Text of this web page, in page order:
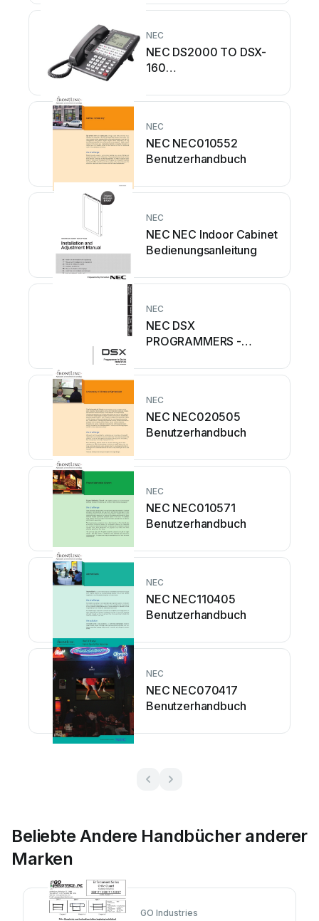
NEC
NEC DS2000 TO DSX-
160
NEC
NEC NEC010552
Benutzerhandbuch
NEC
NEC NEC Indoor Cabinet
Bedienungsanleitung
NEC
NEC DSX
PROGRAMMERS -
NEC
NEC NEC020505
Benutzerhandbuch
NEC
NEC NEC010571
Benutzerhandbuch
NEC
NEC NEC110405
Benutzerhandbuch
NEC
NEC NEC070417
Benutzerhandbuch
Beliebte Andere Handbücher anderer
Marken
GO Industries